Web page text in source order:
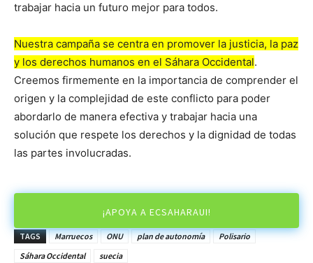
trabajar hacia un futuro mejor para todos.
Nuestra campaña se centra en promover la justicia, la paz
y los derechos humanos en el Sáhara Occidental.
Creemos firmemente en la importancia de comprender el
origen y la complejidad de este conflicto para poder
abordarlo de manera efectiva y trabajar hacia una
solución que respete los derechos y la dignidad de todas
las partes involucradas.
¡APOYA A ECSAHARAUI!
TAGS Marruecos ONU plan de autonomía
Polisario
Sáhara Occidental
suecia